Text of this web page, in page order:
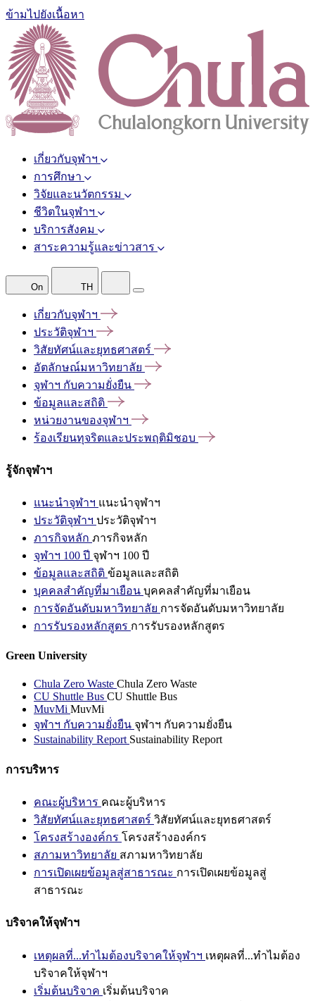
ข้ามไปยังเนื้อหา
เกี่ยวกับจุฬาฯ
การศึกษา
วิจัยและนวัตกรรม
ชีวิตในจุฬาฯ
บริการสังคม
สาระความรู้และข่าวสาร
On TH
เกี่ยวกับจุฬาฯ
ประวัติจุฬาฯ
วิสัยทัศน์และยุทธศาสตร์
อัตลักษณ์มหาวิทยาลัย
จุฬาฯ กับความยั่งยืน
ข้อมูลและสถิติ
หน่วยงานของจุฬาฯ
ร้องเรียนทุจริตและประพฤติมิชอบ
รู้จักจุฬาฯ
แนะนำจุฬาฯ แนะนำจุฬาฯ
ประวัติจุฬาฯ ประวัติจุฬาฯ
ภารกิจหลัก ภารกิจหลัก
จุฬาฯ 100 ปี จุฬาฯ 100 ปี
ข้อมูลและสถิติ ข้อมูลและสถิติ
บุคคลสำคัญที่มาเยือน บุคคลสำคัญที่มาเยือน
การจัดอันดับมหาวิทยาลัย การจัดอันดับมหาวิทยาลัย
การรับรองหลักสูตร การรับรองหลักสูตร
Green University
Chula Zero Waste Chula Zero Waste
CU Shuttle Bus CU Shuttle Bus
MuvMi MuvMi
จุฬาฯ กับความยั่งยืน จุฬาฯ กับความยั่งยืน
Sustainability Report Sustainability Report
การบริหาร
คณะผู้บริหาร คณะผู้บริหาร
วิสัยทัศน์และยุทธศาสตร์ วิสัยทัศน์และยุทธศาสตร์
โครงสร้างองค์กร โครงสร้างองค์กร
สภามหาวิทยาลัย สภามหาวิทยาลัย
การเปิดเผยข้อมูลสู่สาธารณะ การเปิดเผยข้อมูลสู่
สาธารณะ
บริจาคให้จุฬาฯ
เหตุผลที่...ทำไมต้องบริจาคให้จุฬาฯ เหตุผลที่...ทำไมต้อง
บริจาคให้จุฬาฯ
เริ่มต้นบริจาค เริ่มต้นบริจาค